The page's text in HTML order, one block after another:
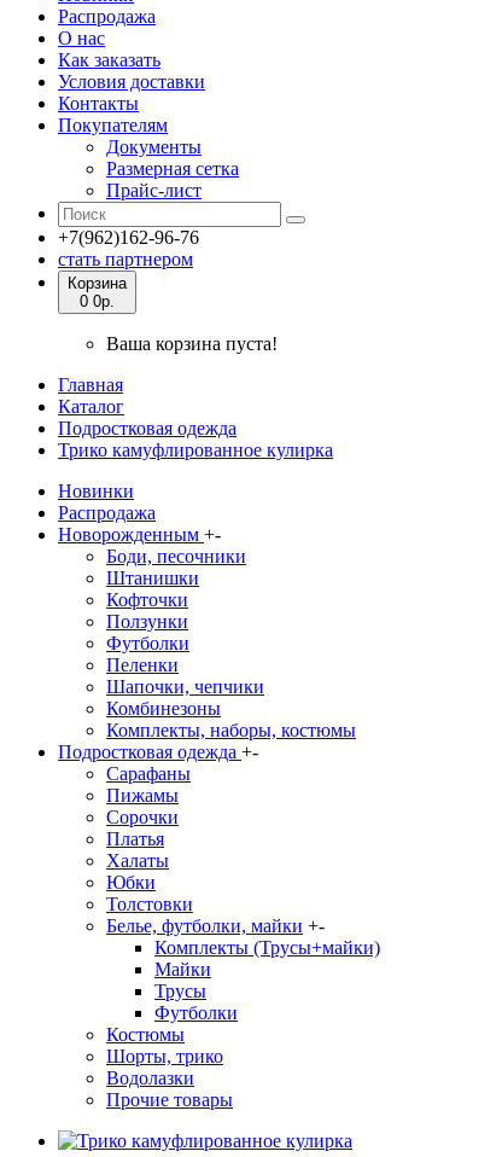
Распродажа
О нас
Как заказать
Условия доставки
Контакты
Покупателям
Документы
Размерная сетка
Прайс-лист
+7(962)162-96-76
стать партнером
Корзина
0 0р.
Ваша корзина пуста!
Главная
Каталог
Подростковая одежда
Трико камуфлированное кулирка
Новинки
Распродажа
Новорожденным +-
Боди, песочники
Штанишки
Кофточки
Ползунки
Футболки
Пеленки
Шапочки, чепчики
Комбинезоны
Комплекты, наборы, костюмы
Подростковая одежда +-
Сарафаны
Пижамы
Сорочки
Платья
Халаты
Юбки
Толстовки
Белье, футболки, майки +-
Комплекты (Трусы+майки)
Майки
Трусы
Футболки
Костюмы
Шорты, трико
Водолазки
Прочие товары